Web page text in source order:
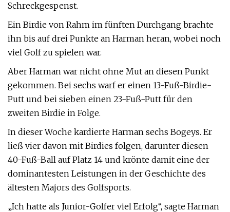
Schreckgespenst.
Ein Birdie von Rahm im fünften Durchgang brachte
ihn bis auf drei Punkte an Harman heran, wobei noch
viel Golf zu spielen war.
Aber Harman war nicht ohne Mut an diesen Punkt
gekommen. Bei sechs warf er einen 13-Fuß-Birdie-
Putt und bei sieben einen 23-Fuß-Putt für den
zweiten Birdie in Folge.
In dieser Woche kardierte Harman sechs Bogeys. Er
ließ vier davon mit Birdies folgen, darunter diesen
40-Fuß-Ball auf Platz 14 und krönte damit eine der
dominantesten Leistungen in der Geschichte des
ältesten Majors des Golfsports.
„Ich hatte als Junior-Golfer viel Erfolg“, sagte Harman